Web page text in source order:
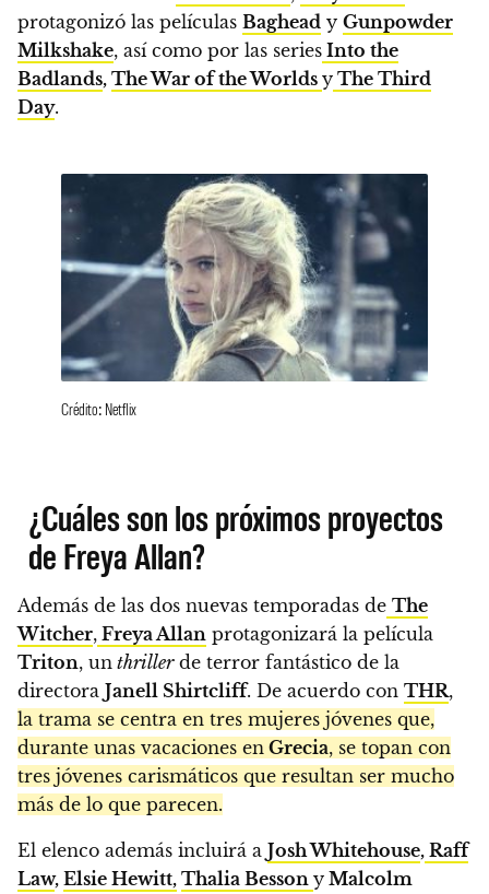
protagonizó las películas Baghead y Gunpowder
Milkshake, así como por las series Into the
Badlands, The War of the Worlds y The Third
Day.
Crédito: Netflix
¿Cuáles son los próximos proyectos
de Freya Allan?
Además de las dos nuevas temporadas de The
Witcher, Freya Allan protagonizará la película
Triton, un thrillerde terror fantástico de la
directora Janell Shirtcliff. De acuerdo con THR,
la trama se centra en tres mujeres jóvenes que,
durante unas vacaciones en Grecia, se topan con
tres jóvenes carismáticos que resultan ser mucho
más de lo que parecen.
El elenco además incluirá a Josh Whitehouse, Raff
Law, Elsie Hewitt, Thalia Besson y Malcolm